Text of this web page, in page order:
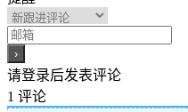
请登录后发表评论
1 评论